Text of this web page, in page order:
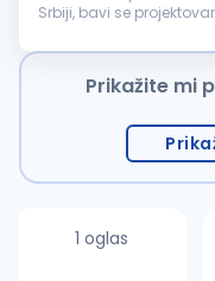
Srbiji, bavi se
u radu...
Prikažite mi
1 oglas